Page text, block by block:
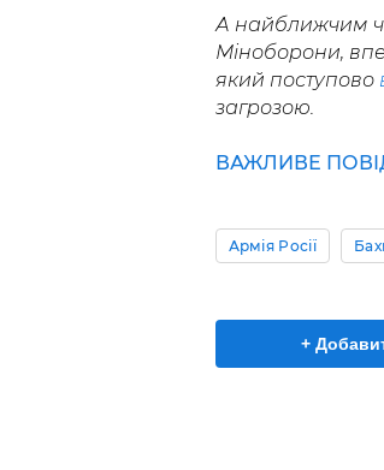
А найближчим
Міноборони,
який поступово
загрозою.
ВАЖЛИВЕ
Армія Росії
+